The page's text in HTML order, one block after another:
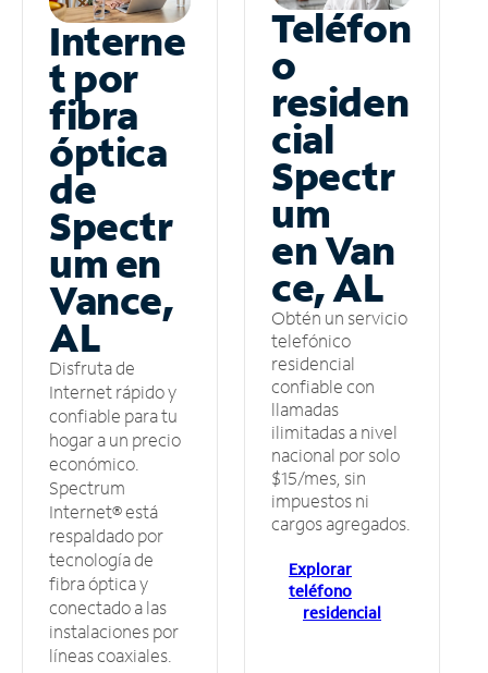
Interne
t por
fibra
óptica
de
Spectr
um en
Vance,
AL
Disfruta de
Internet rápido y
confiable para tu
hogar a un precio
económico.
Spectrum
Internet® está
respaldado por
tecnología de
fibra óptica y
conectado a las
instalaciones por
líneas coaxiales.
Teléfon
o
residen
cial
Spectr
um
en Van
ce, AL
Obtén un servicio
telefónico
residencial
confiable con
llamadas
ilimitadas a nivel
nacional por solo
$15/mes, sin
impuestos ni
cargos agregados.
Explorar
teléfono
residencial